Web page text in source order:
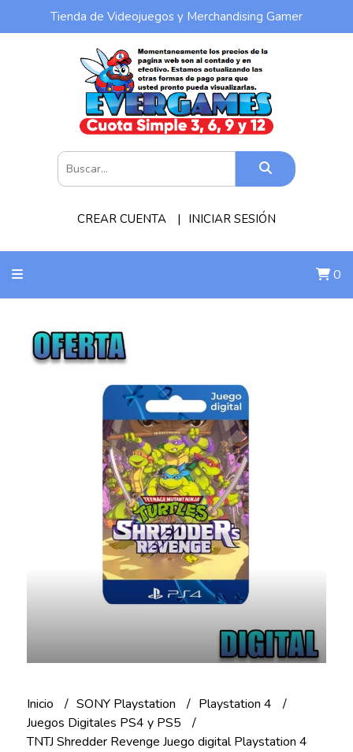
Tienda de Videojuegos y Merchandising Gamer
CREAR CUENTA INICIAR SESIÓN
0
Inicio SONY Playstation
Playstation 4
Juegos Digitales PS4 y PS5
TNTJ Shredder Revenge Juego digital Playstation 4